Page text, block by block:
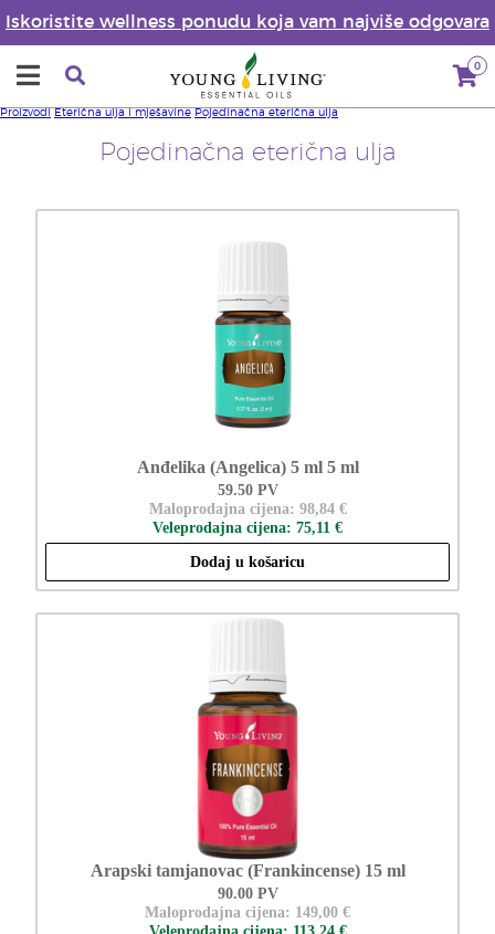
Iskoristite wellness ponudu koja vam najviše odgovara
0
Pojedinačna eterična ulja
Proizvodi Eterična ulja i mješavine Pojedinačna eterična ulja
Anđelika (Angelica) 5 ml 5 ml
59.50 PV
Maloprodajna cijena: 98,84 €
Veleprodajna cijena: 75,11 €
Dodaj u košaricu
Arapski tamjanovac (Frankincense) 15 ml
90.00 PV
Maloprodajna cijena: 149,00 €